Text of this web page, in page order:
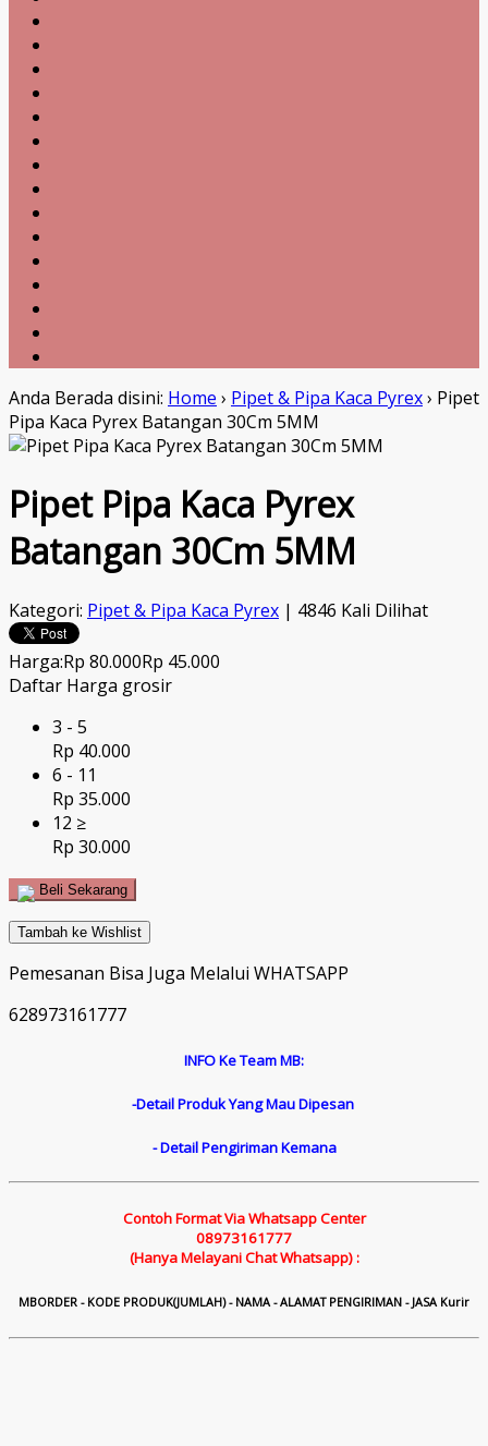
Anda Berada disini: Home › Pipet & Pipa Kaca Pyrex› Pipet
Pipa Kaca Pyrex Batangan 30Cm 5MM
Pipet Pipa Kaca Pyrex
Batangan 30Cm 5MM
Kategori: Pipet & Pipa Kaca Pyrex | 4846 Kali Dilihat
Harga:Rp 80.000Rp 45.000
Daftar Harga grosir
3 - 5
Rp 40.000
6 - 11
Rp 35.000
12 ≥
Rp 30.000
Beli Sekarang
Tambah ke Wishlist
Pemesanan Bisa Juga Melalui WHATSAPP
628973161777
INFO Ke Team MB:
-Detail Produk Yang Mau Dipesan
- Detail Pengiriman Kemana
Contoh Format Via Whatsapp Center
08973161777
(Hanya Melayani Chat Whatsapp) :
MBORDER - KODE PRODUK(JUMLAH) - NAMA - ALAMAT PENGIRIMAN - JASA Kurir